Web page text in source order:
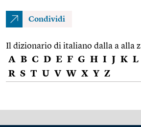
Condividi
Il dizionario di italiano dalla a alla z
A B C D E F G H I J K L
R S T U V W X Y Z